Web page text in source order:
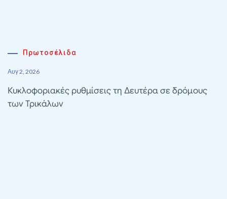
Πρωτοσέλιδα
Αυγ 2, 2026
Κυκλοφοριακές ρυθμίσεις τη Δευτέρα σε δρόμους
των Τρικάλων